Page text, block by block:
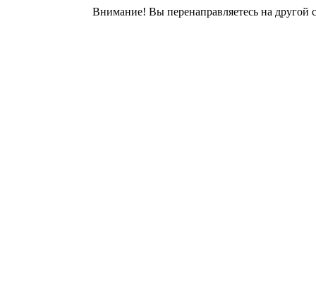
Внимание! Вы перенаправляетесь на другой